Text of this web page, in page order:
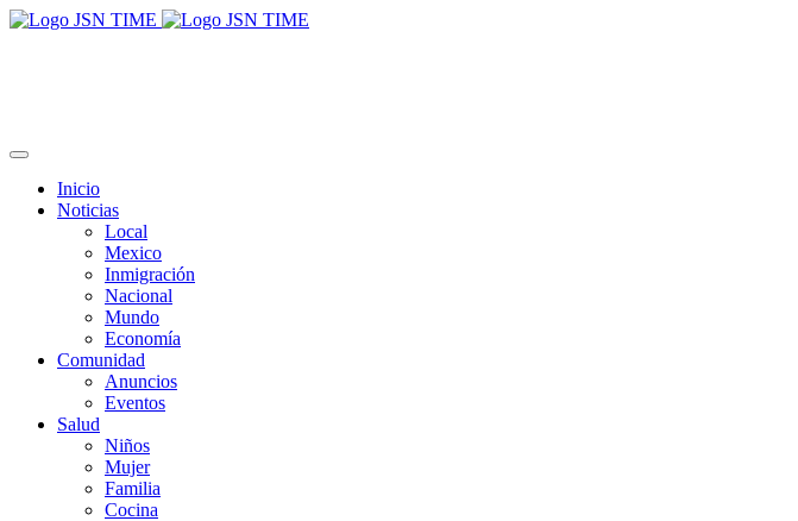
Inicio
Noticias
Local
Mexico
Inmigración
Nacional
Mundo
Economía
Comunidad
Anuncios
Eventos
Salud
Niños
Mujer
Familia
Cocina